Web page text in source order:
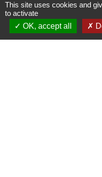
This site uses cookies and
to activate
OK, accept all